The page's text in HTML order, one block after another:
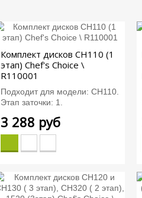
Комплект дисков СН110 (1
этап) Chef's Choice \
R110001
Подходит для модели: CH110.
Этап заточки: 1.
3 288 руб